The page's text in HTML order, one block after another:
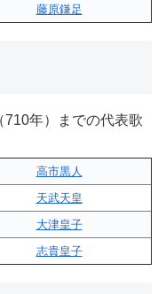
藤原鎌足
年）までの代表歌
高市黒人
天武天皇
大津皇子
志貴皇子